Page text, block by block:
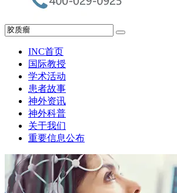
INC首页
国际教授
学术活动
患者故事
神外资讯
神外科普
关于我们
重要信息公布